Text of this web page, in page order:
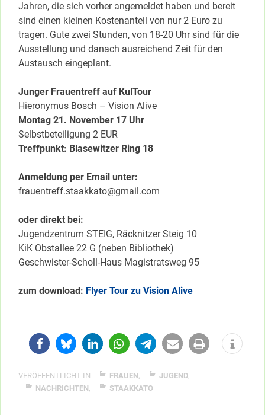
Jahren, die sich vorher angemeldet haben und bereit
sind einen kleinen Kostenanteil von nur 2 Euro zu
tragen. Gute zwei Stunden, von 18-20 Uhr sind für die
Ausstellung und danach ausreichend Zeit für den
Austausch eingeplant.
Junger Frauentreff auf KulTour
Hieronymus Bosch – Vision Alive
Montag 21. November 17 Uhr
Selbstbeteiligung 2 EUR
Treffpunkt: Blasewitzer Ring 18
Anmeldung per Email unter:
frauentreff.staakkato@gmail.com
oder direkt bei:
Jugendzentrum STEIG, Räcknitzer Steig 10
KiK Obstallee 22 G (neben Bibliothek)
Geschwister-Scholl-Haus Magistratsweg 95
zum download: Flyer Tour zu Vision Alive
VERÖFFENTLICHT IN FRAUEN, JUGEND,
NACHRICHTEN, STAAKKATO